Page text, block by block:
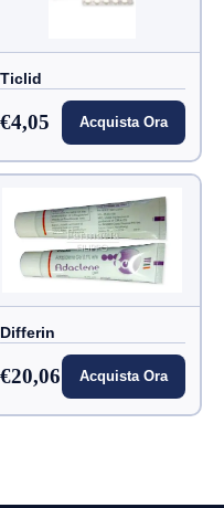
Ticlid
€4,05 Acquista Ora
Differin
€20,06 Acquista Ora